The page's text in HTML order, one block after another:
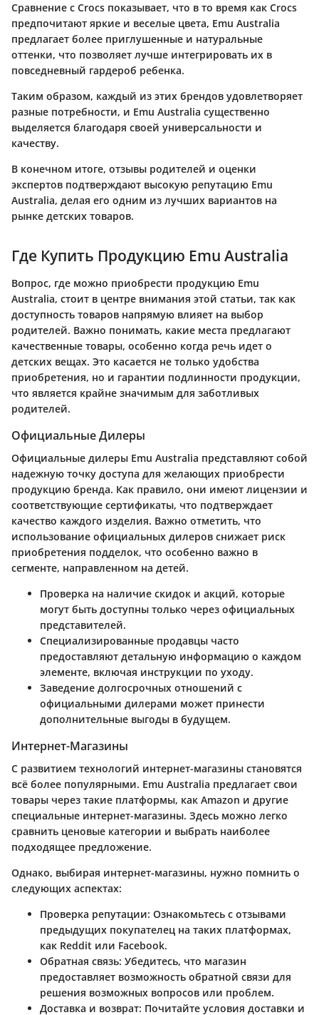
Сравнение с Crocs показывает, что в то время как Crocs
предпочитают яркие и веселые цвета, Emu Australia
предлагает более приглушенные и натуральные
оттенки, что позволяет лучше интегрировать их в
повседневный гардероб ребенка.
Таким образом, каждый из этих брендов удовлетворяет
разные потребности, и Emu Australia существенно
выделяется благодаря своей универсальности и
качеству.
В конечном итоге, отзывы родителей и оценки
экспертов подтверждают высокую репутацию Emu
Australia, делая его одним из лучших вариантов на
рынке детских товаров.
Где Купить Продукцию Emu Australia
Вопрос, где можно приобрести продукцию Emu
Australia, стоит в центре внимания этой статьи, так как
доступность товаров напрямую влияет на выбор
родителей. Важно понимать, какие места предлагают
качественные товары, особенно когда речь идет о
детских вещах. Это касается не только удобства
приобретения, но и гарантии подлинности продукции,
что является крайне значимым для заботливых
родителей.
Официальные Дилеры
Официальные дилеры Emu Australia представляют собой
надежную точку доступа для желающих приобрести
продукцию бренда. Как правило, они имеют лицензии и
соответствующие сертификаты, что подтверждает
качество каждого изделия. Важно отметить, что
использование официальных дилеров снижает риск
приобретения подделок, что особенно важно в
сегменте, направленном на детей.
Проверка на наличие скидок и акций, которые
могут быть доступны только через официальных
представителей.
Специализированные продавцы часто
предоставляют детальную информацию о каждом
элементе, включая инструкции по уходу.
Заведение долгосрочных отношений с
официальными дилерами может принести
дополнительные выгоды в будущем.
Интернет-Магазины
С развитием технологий интернет-магазины становятся
всё более популярными. Emu Australia предлагает свои
товары через такие платформы, как Amazon и другие
специальные интернет-магазины. Здесь можно легко
сравнить ценовые категории и выбрать наиболее
подходящее предложение.
Однако, выбирая интернет-магазины, нужно помнить о
следующих аспектах:
Проверка репутации: Ознакомьтесь с отзывами
предыдущих покупателец на таких платформах,
как Reddit или Facebook.
Обратная связь: Убедитесь, что магазин
предоставляет возможность обратной связи для
решения возможных вопросов или проблем.
Доставка и возврат: Почитайте условия доставки и